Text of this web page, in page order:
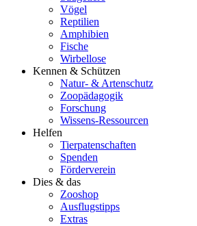
Vögel
Reptilien
Amphibien
Fische
Wirbellose
Kennen & Schützen
Natur- & Artenschutz
Zoopädagogik
Forschung
Wissens-Ressourcen
Helfen
Tierpatenschaften
Spenden
Förderverein
Dies & das
Zooshop
Ausflugstipps
Extras